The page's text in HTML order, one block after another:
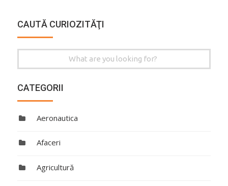
CAUTĂ CURIOZITĂŢI
for:
CATEGORII
Aeronautica
Afaceri
Agricultură